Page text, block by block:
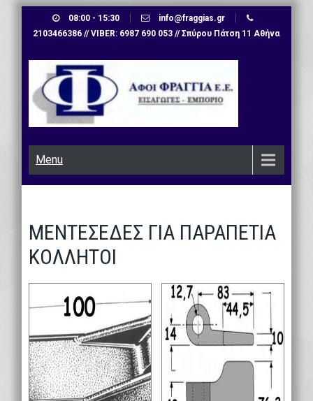
08:00 - 15:30
info@fraggias.gr
2103466386 // VIBER: 6987 690 053 // Σπύρου Πάτση 11 Αθήνα
Menu
ΜΕΝΤΕΣΕΔΕΣ ΓΙΑ ΠΑΡΑΠΕΤΙΑ
ΚΟΛΛΗΤΟΙ